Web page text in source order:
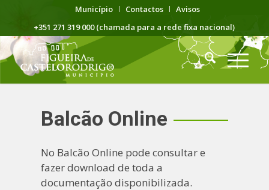
Município Contactos
Avisos
+351 271 319 000 (chamada para a rede fixa nacional)
Balcão Online
No Balcão Online pode consultar e
fazer download de toda a
documentação disponibilizada.